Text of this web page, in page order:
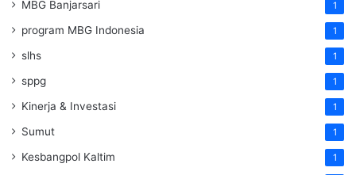
MBG Banjarsari 1
program MBG Indonesia 1
slhs 1
sppg 1
Kinerja & Investasi 1
Sumut 1
Kesbangpol Kaltim 1